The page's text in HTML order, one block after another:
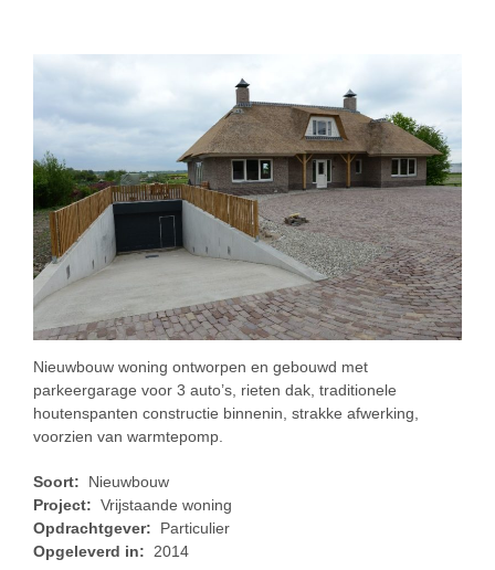
Nieuwbouw woning ontworpen en gebouwd met
parkeergarage voor 3 auto’s, rieten dak, traditionele
houtenspanten constructie binnenin, strakke afwerking,
voorzien van warmtepomp.
Soort: Nieuwbouw
Project: Vrijstaande woning
Opdrachtgever: Particulier
Opgeleverd in: 2014